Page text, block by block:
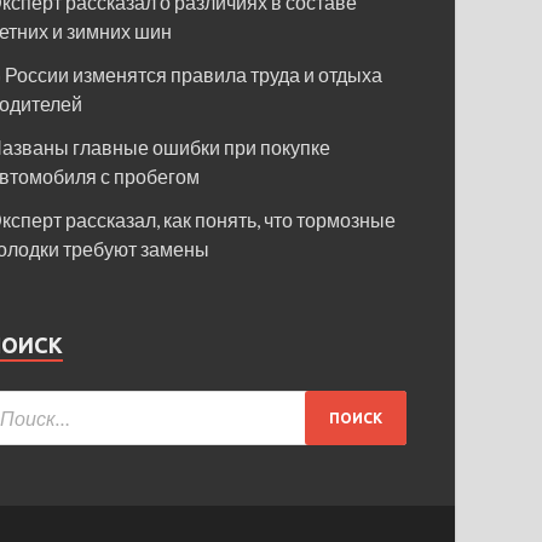
и зимних шин
России изменятся правила труда и отдыха
главные ошибки при покупке
с пробегом
рассказал, как понять, что тормозные
требуют замены